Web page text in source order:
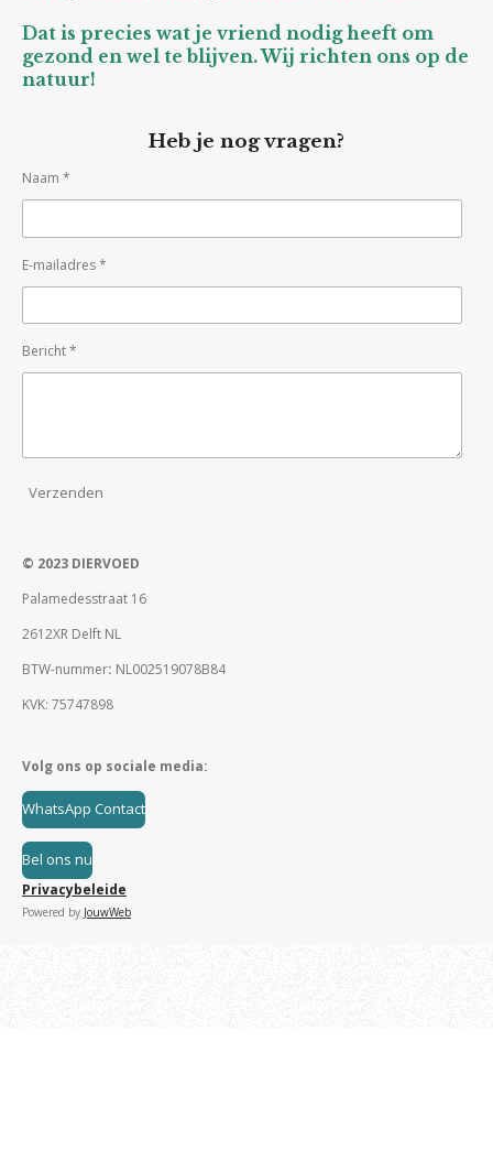
Dat is precies wat je vriend nodig heeft om
gezond en wel te blijven. Wij richten ons op de
natuur!
Heb je nog vragen?
Naam *
E-mailadres *
Bericht *
Verzenden
© 2023 DIERVOED
Palamedesstraat 16
2612XR Delft NL
BTW-nummer: NL002519078B84
KVK: 75747898
Volg ons op sociale media:
WhatsApp Contact
Bel ons nu
Privacybeleide
Powered by JouwWeb